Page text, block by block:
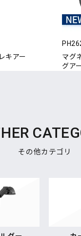
キアー
マグ
グア
その他カテゴリ